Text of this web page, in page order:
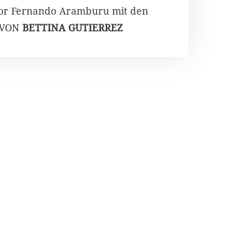
Fernando Aramburu mit den
BETTINA GUTIERREZ